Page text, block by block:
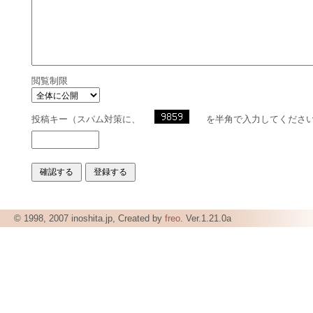
閲覧制限
投稿キー（スパム対策に、 を半角で入力してくださ
© 1998, 2007 inoshita.jp, Created by freo. Ver.1.21.0a